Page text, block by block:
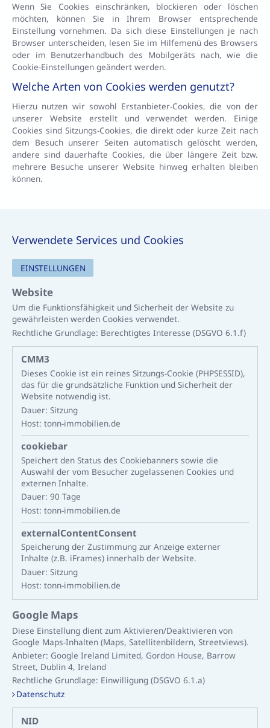
Wenn Sie Cookies einschränken, blockieren oder löschen
möchten, können Sie in Ihrem Browser entsprechende
Einstellung vornehmen. Da sich diese Einstellungen je nach
Browser unterscheiden, lesen Sie im Hilfemenü des Browsers
oder im Benutzerhandbuch des Mobilgeräts nach, wie die
Cookie-Einstellungen geändert werden.
Welche Arten von Cookies werden genutzt?
Hierzu nutzen wir sowohl Erstanbieter-Cookies, die von der
unserer Website erstellt und verwendet werden. Einige
Cookies sind Sitzungs-Cookies, die direkt oder kurze Zeit nach
dem Besuch unserer Seiten automatisch gelöscht werden,
andere sind dauerhafte Cookies, die über längere Zeit bzw.
mehrere Besuche unserer Website hinweg erhalten bleiben
können.
Verwendete Services und Cookies
EINSTELLUNGEN
Website
Um die Funktionsfähigkeit und Sicherheit der Website zu
gewährleisten werden Cookies verwendet.
Rechtliche Grundlage: Berechtigtes Interesse (DSGVO 6.1.f)
CMM3
Dieses Cookie ist ein reines Sitzungs-Cookie (PHPSESSID),
das für die grundsätzliche Funktion und Sicherheit der
Website notwendig ist.
Dauer: Sitzung
Host: tonn-immobilien.de
cookiebar
Speichert den Status des Cookiebanners sowie die
Auswahl der vom Besucher zugelassenen Cookies und
externen Inhalte.
Dauer: 90 Tage
Host: tonn-immobilien.de
externalContentConsent
Speicherung der Zustimmung zur Anzeige externer
Inhalte (z.B. iFrames) innerhalb der Website.
Dauer: Sitzung
Host: tonn-immobilien.de
Google Maps
Diese Einstellung dient zum Aktivieren/Deaktivieren von
Google Maps-Inhalten (Maps, Satellitenbildern, Streetviews).
Anbieter: Google Ireland Limited, Gordon House, Barrow
Street, Dublin 4, Ireland
Rechtliche Grundlage: Einwilligung (DSGVO 6.1.a)
Datenschutz
NID